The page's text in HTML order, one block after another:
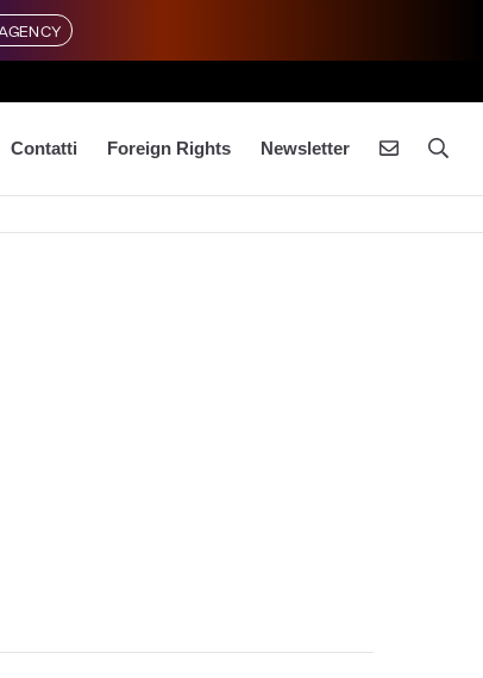
Contatti Foreign Rights Newsletter